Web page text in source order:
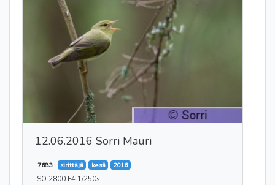
12.06.2016 Sorri Mauri
7683 sirittäjä kesä 2016
ISO:2800 F4 1/250s